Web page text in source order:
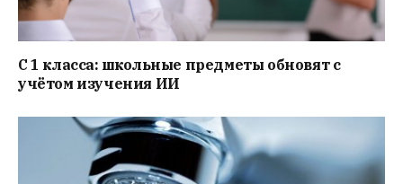
С 1 класса: школьные предметы обновят с
учётом изучения ИИ